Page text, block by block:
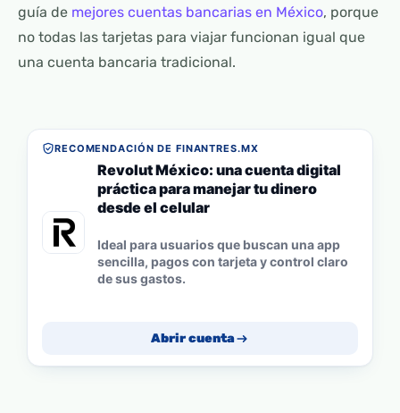
guía de mejores cuentas bancarias en México, porque
no todas las tarjetas para viajar funcionan igual que
una cuenta bancaria tradicional.
RECOMENDACIÓN DE FINANTRES.MX
Revolut México: una cuenta digital
práctica para manejar tu dinero
desde el celular
Ideal para usuarios que buscan una app
sencilla, pagos con tarjeta y control claro
de sus gastos.
Abrir cuenta